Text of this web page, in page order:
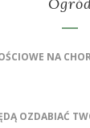
NA
OZDABIAĆ